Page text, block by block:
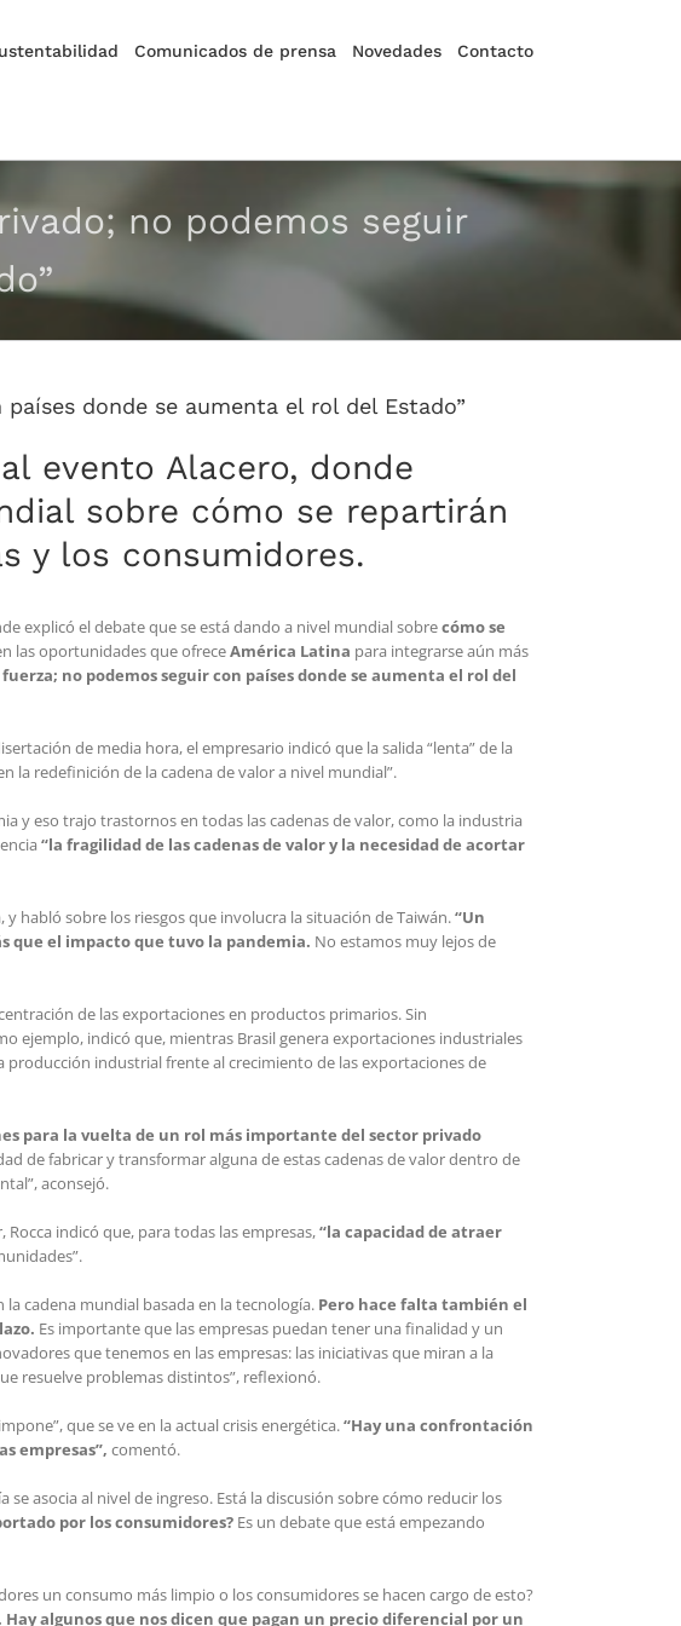
Comunicados de prensa Novedades Contacto
no podemos seguir
donde se aumenta el rol del Estado”
evento Alacero, donde
sobre cómo se repartirán
y los consumidores.
explicó el debate que se está dando a nivel mundial sobrecómo se
las oportunidades que ofreceAmérica Latina para integrarse aún más
no podemos seguir con países donde se aumenta el rol del
de media hora, el empresario indicó que la salida “lenta” de la
la redefinición de la cadena de valor a nivel mundial”.
y eso trajo trastornos en todas las cadenas de valor, como la industria
“la fragilidad de las cadenas de valor y la necesidad de acortar
habló sobre los riesgos que involucra la situación de Taiwán. “Un
que el impacto que tuvo la pandemia. No estamos muy lejos de
de las exportaciones en productos primarios. Sin
ejemplo, indicó que, mientras Brasil genera exportaciones industriales
producción industrial frente al crecimiento de las exportaciones de
para la vuelta de un rol más importante del sector privado
de fabricar y transformar alguna de estas cadenas de valor dentro de
aconsejó.
indicó que, para todas las empresas,“la capacidad de atraer
cadena mundial basada en la tecnología. Pero hace falta también el
Es importante que las empresas puedan tener una finalidad y un
que tenemos en las empresas: las iniciativas que miran a la
resuelve problemas distintos”, reflexionó.
que se ve en la actual crisis energética. “Hay una confrontación
empresas”, comentó.
asocia al nivel de ingreso. Está la discusión sobre cómo reducir los
por los consumidores? Es un debate que está empezando
un consumo más limpio o los consumidores se hacen cargo de esto?
algunos que nos dicen que pagan un precio diferencial por un